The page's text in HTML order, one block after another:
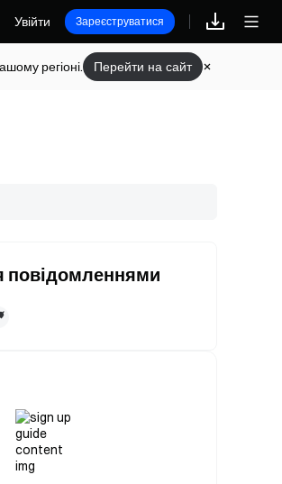
Винагороди
Увійти Зареєструватися
регіоні. Перейти на сайт
повідомленнями